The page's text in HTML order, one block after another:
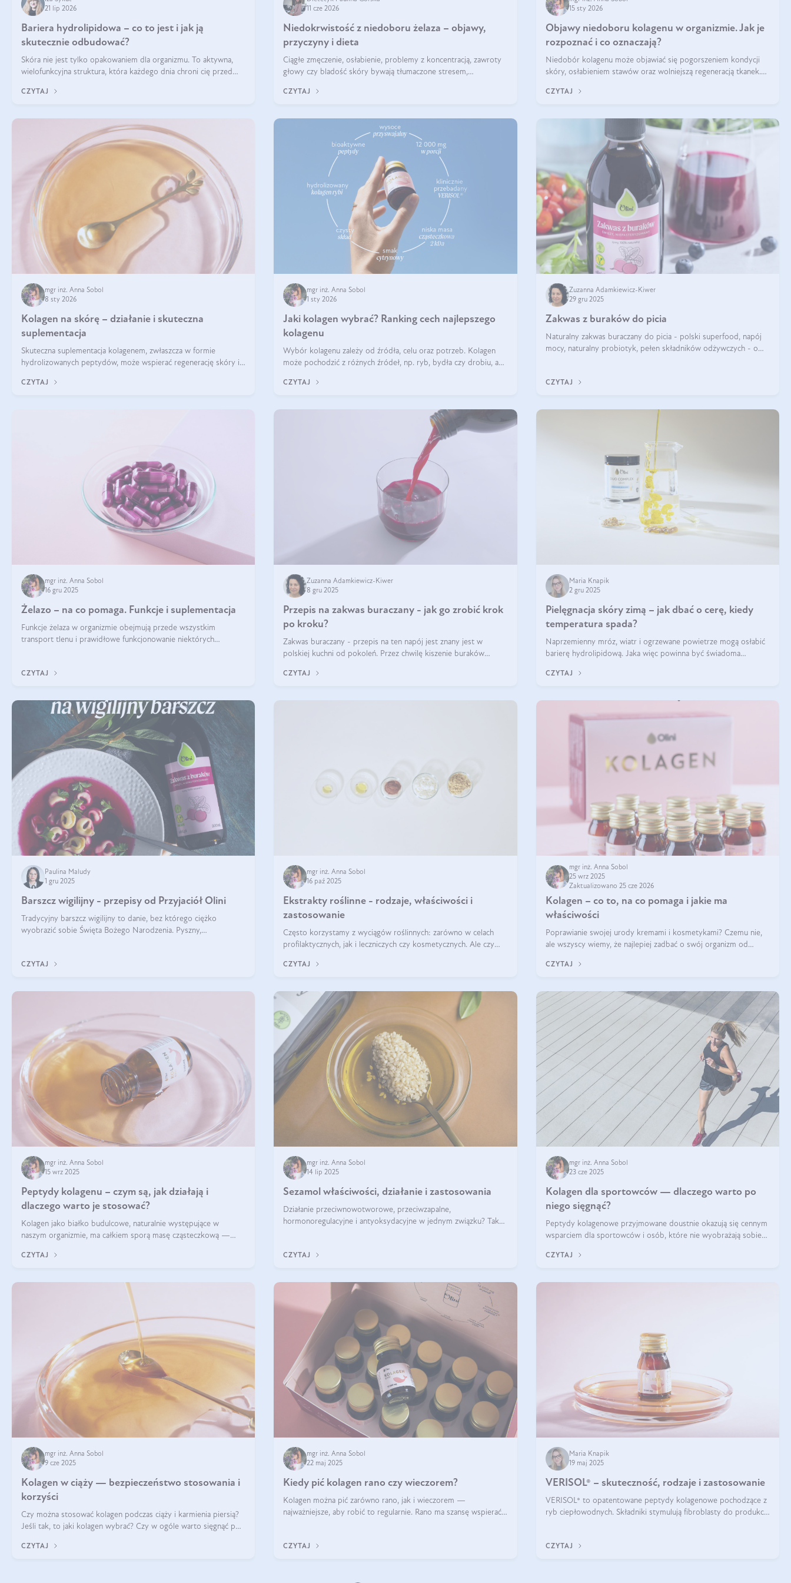
21 lip 2026
Bariera hydrolipidowa – co to jest i jak ją
skutecznie odbudować?
Skóra nie jest tylko opakowaniem dla organizmu. To aktywna,
wielofunkcyjna struktura, która każdego dnia chroni cię przed
środowiskowymi. Jednym z jej kluczowych elementów jest
CZYTAJ
11 cze 2026
Niedokrwistość z niedoboru żelaza – objawy,
przyczyny i dieta
Ciągłe zmęczenie, osłabienie, problemy z koncentracją, zawroty
głowy czy bladość skóry bywają tłumaczone stresem,
może być niedokrwistość z niedoboru żelaza.
CZYTAJ
15 sty 2026
Objawy niedoboru kolagenu w organizmie. Jak je
rozpoznać i co oznaczają?
Niedobór kolagenu może objawiać się pogorszeniem kondycji
skóry, osłabieniem stawów oraz wolniejszą regeneracją tkanek.
skóry, bóle stawów, łamliwość paznokci oraz osłabienie włosów.
CZYTAJ
mgr inż. Anna Sobol
8 sty 2026
Kolagen na skórę – działanie i skuteczna
suplementacja
Skuteczna suplementacja kolagenem, zwłaszcza w formie
hydrolizowanych peptydów, może wspierać regenerację skóry i
regularnością stosowania.
CZYTAJ
mgr inż. Anna Sobol
1 sty 2026
Jaki kolagen wybrać? Ranking cech najlepszego
kolagenu
Wybór kolagenu zależy od źródła, celu oraz potrzeb. Kolagen
może pochodzić z różnych źródeł, np. ryb, bydła czy drobiu, a
sprawdza się kolagen rybi, a dla wspierania stawów — kolagen
CZYTAJ
Zuzanna Adamkiewicz-Kiwer
29 gru 2025
Zakwas z buraków do picia
Naturalny zakwas buraczany do picia - polski superfood, napój
mocy, naturalny probiotyk, pełen składników odżywczych - o
CZYTAJ
mgr inż. Anna Sobol
16 gru 2025
Żelazo – na co pomaga. Funkcje i suplementacja
Funkcje żelaza w organizmie obejmują przede wszystkim
transport tlenu i prawidłowe funkcjonowanie niektórych
etapie życia.
CZYTAJ
Zuzanna Adamkiewicz-Kiwer
8 gru 2025
Przepis na zakwas buraczany - jak go zrobić krok
po kroku?
Zakwas buraczany - przepis na ten napój jest znany jest w
polskiej kuchni od pokoleń. Przez chwilę kiszenie buraków
na fali popularności na
CZYTAJ
Maria Knapik
2 gru 2025
Pielęgnacja skóry zimą – jak dbać o cerę, kiedy
temperatura spada?
Naprzemienny mróz, wiatr i ogrzewane powietrze mogą osłabić
barierę hydrolipidową. Jaka więc powinna być świadoma
CZYTAJ
Paulina Maludy
1 gru 2025
Barszcz wigilijny - przepisy od Przyjaciół Olini
Tradycyjny barszcz wigilijny to danie, bez którego ciężko
wyobrazić sobie Święta Bożego Narodzenia. Pyszny,
CZYTAJ
mgr inż. Anna Sobol
16 paź 2025
Ekstrakty roślinne - rodzaje, właściwości i
zastosowanie
Często korzystamy z wyciągów roślinnych: zarówno w celach
profilaktycznych, jak i leczniczych czy kosmetycznych. Ale czy
tych substancji z roślin?
CZYTAJ
mgr inż. Anna Sobol
25 wrz 2025
Zaktualizowano 25 cze 2026
Kolagen – co to, na co pomaga i jakie ma
właściwości
Poprawianie swojej urody kremami i kosmetykami? Czemu nie,
ale wszyscy wiemy, że najlepiej zadbać o swój organizm od
zewnętrzny prezentował się zdrowo i atrakcyjnie. Stosowanie
CZYTAJ
mgr inż. Anna Sobol
15 wrz 2025
Peptydy kolagenu – czym są, jak działają i
dlaczego warto je stosować?
Kolagen jako białko budulcowe, naturalnie występujące w
naszym organizmie, ma całkiem sporą masę cząsteczkową —
formie, byłby trudno strawialny. Aby był lepiej przyswajalny i
CZYTAJ
mgr inż. Anna Sobol
14 lip 2025
Sezamol właściwości, działanie i zastosowania
Działanie przeciwnowotworowe, przeciwzapalne,
hormonoregulacyjne i antyoksydacyjne w jednym związku? Tak
swojej diety — być może to pierwsza ok
CZYTAJ
mgr inż. Anna Sobol
23 cze 2025
Kolagen dla sportowców — dlaczego warto po
niego sięgnąć?
Peptydy kolagenowe przyjmowane doustnie okazują się cennym
wsparciem dla sportowców i osób, które nie wyobrażają sobie
CZYTAJ
mgr inż. Anna Sobol
9 cze 2025
Kolagen w ciąży — bezpieczeństwo stosowania i
korzyści
Czy można stosować kolagen podczas ciąży i karmienia piersią?
Jeśli tak, to jaki kolagen wybrać? Czy w ogóle warto sięgnąć po
CZYTAJ
mgr inż. Anna Sobol
22 maj 2025
Kiedy pić kolagen rano czy wieczorem?
Kolagen można pić zarówno rano, jak i wieczorem —
najważniejsze, aby robić to regularnie. Rano ma szansę wspierać
CZYTAJ
Maria Knapik
19 maj 2025
VERISOL® – skuteczność, rodzaje i zastosowanie
VERISOL® to opatentowane peptydy kolagenowe pochodzące z
ryb ciepłowodnych. Składniki stymulują fibroblasty do produkcji
komórek skóry.
CZYTAJ